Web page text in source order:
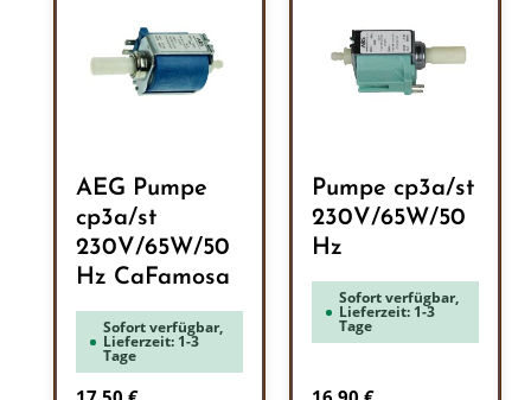
AEG Pumpe
cp3a/st
230V/65W/50
Hz CaFamosa
Sofort verfügbar,
Lieferzeit: 1-3
Tage
Regulärer Preis:
Pumpe cp3a/st
230V/65W/50
Hz
Sofort verfügbar,
Lieferzeit: 1-3
Tage
Regulärer Preis: